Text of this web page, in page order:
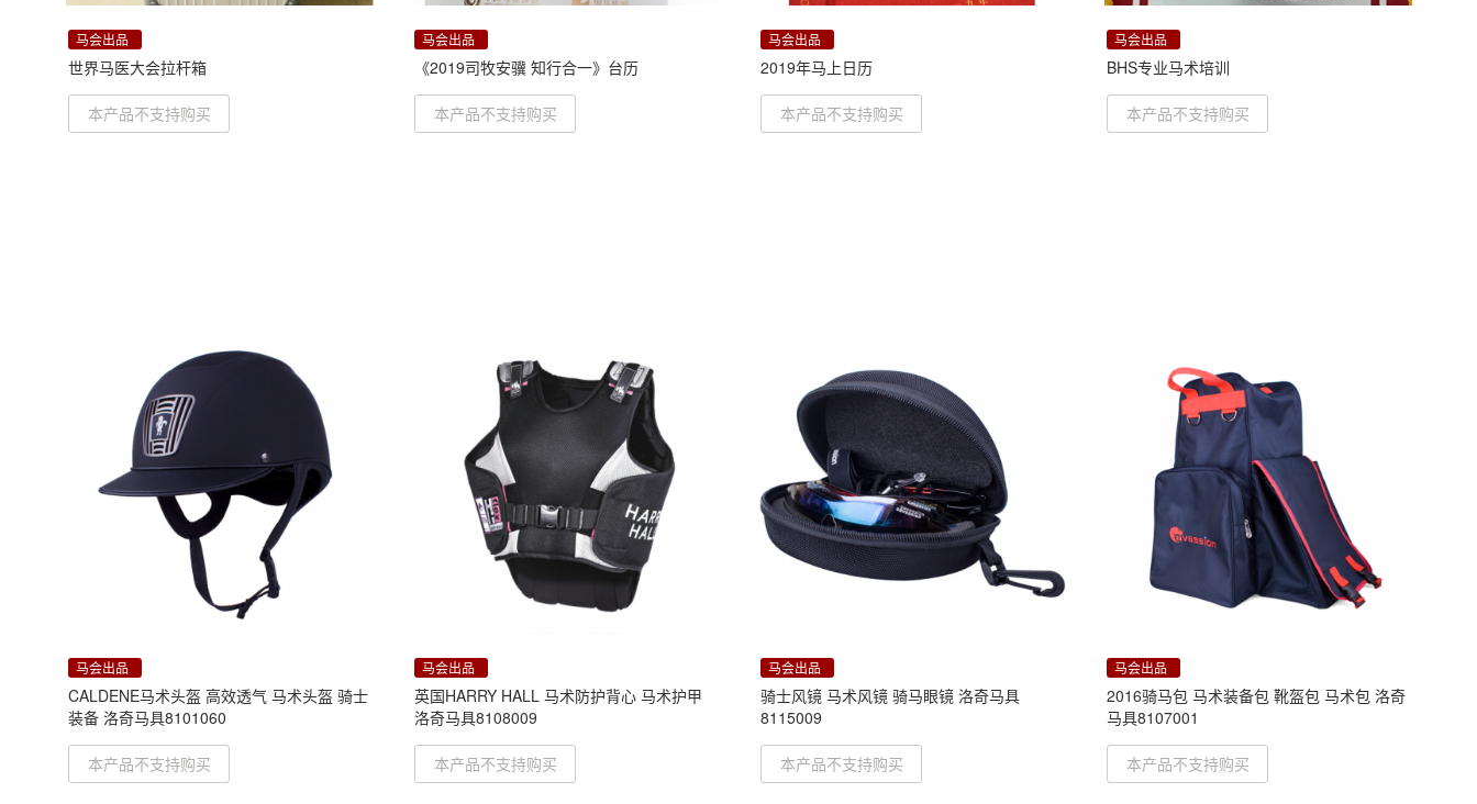
马会出品
世界马医大会拉杆箱
本产品不支持购买
马会出品
《2019司牧安骥 知行合一》台历
本产品不支持购买
马会出品
2019年马上日历
本产品不支持购买
马会出品
BHS专业马术培训
本产品不支持购买
马会出品
CALDENE马术头盔 高效透气 马术头盔 骑士
装备 洛奇马具8101060
本产品不支持购买
马会出品
英国HARRY HALL 马术防护背心 马术护甲
洛奇马具8108009
本产品不支持购买
马会出品
骑士风镜 马术风镜 骑马眼镜 洛奇马具
8115009
本产品不支持购买
马会出品
2016骑马包 马术装备包 靴盔包 马术包 洛奇
马具8107001
本产品不支持购买